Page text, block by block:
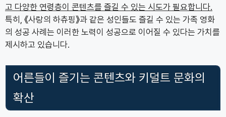
고 다양한 연령층이 콘텐츠를 즐길 수 있는 시도가 필요합니다.
특히, 《사랑의 하츄핑》과 같은 성인들도 즐길 수 있는 가족 영화
의 성공 사례는 이러한 노력이 성공으로 이어질 수 있다는 가치를
제시하고 있습니다.
어른들이 즐기는 콘텐츠와 키덜트 문화의
확산